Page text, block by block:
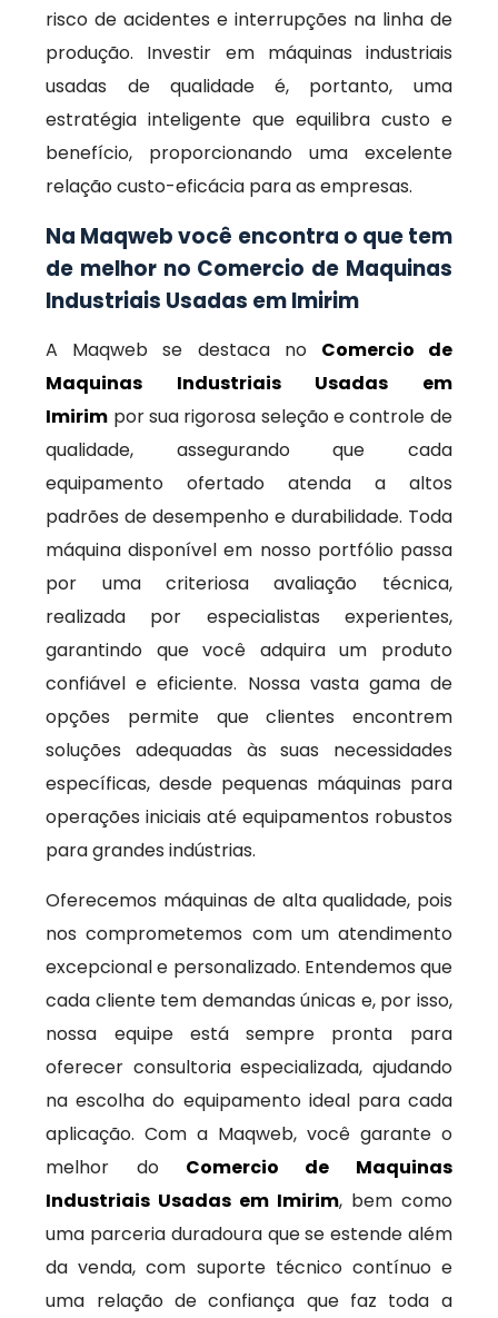
risco de acidentes e interrupções na linha de
produção. Investir em máquinas industriais
usadas de qualidade é, portanto, uma
estratégia inteligente que equilibra custo e
benefício, proporcionando uma excelente
relação custo-eficácia para as empresas.
Na Maqweb você encontra o que tem
de melhor no Comercio de Maquinas
Industriais Usadas em Imirim
A Maqweb se destaca no Comercio de
Maquinas Industriais Usadas em
Imirim por sua rigorosa seleção e controle de
qualidade, assegurando que cada
equipamento ofertado atenda a altos
padrões de desempenho e durabilidade. Toda
máquina disponível em nosso portfólio passa
por uma criteriosa avaliação técnica,
realizada por especialistas experientes,
garantindo que você adquira um produto
confiável e eficiente. Nossa vasta gama de
opções permite que clientes encontrem
soluções adequadas às suas necessidades
específicas, desde pequenas máquinas para
operações iniciais até equipamentos robustos
para grandes indústrias.
Oferecemos máquinas de alta qualidade, pois
nos comprometemos com um atendimento
excepcional e personalizado. Entendemos que
cada cliente tem demandas únicas e, por isso,
nossa equipe está sempre pronta para
oferecer consultoria especializada, ajudando
na escolha do equipamento ideal para cada
aplicação. Com a Maqweb, você garante o
melhor do Comercio de Maquinas
Industriais Usadas em Imirim, bem como
uma parceria duradoura que se estende além
da venda, com suporte técnico contínuo e
uma relação de confiança que faz toda a